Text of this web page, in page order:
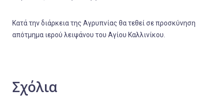
Κατά την διάρκεια της Αγρυπνίας θα τεθεί σε προσκύνηση
απότμημα ιερού λειψάνου του Αγίου Καλλινίκου.
Σχόλια